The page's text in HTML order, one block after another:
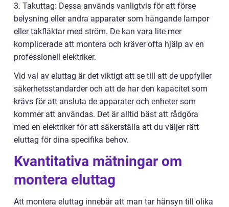
3. Takuttag: Dessa används vanligtvis för att förse
belysning eller andra apparater som hängande lampor
eller takfläktar med ström. De kan vara lite mer
komplicerade att montera och kräver ofta hjälp av en
professionell elektriker.
Vid val av eluttag är det viktigt att se till att de uppfyller
säkerhetsstandarder och att de har den kapacitet som
krävs för att ansluta de apparater och enheter som
kommer att användas. Det är alltid bäst att rådgöra
med en elektriker för att säkerställa att du väljer rätt
eluttag för dina specifika behov.
Kvantitativa mätningar om
montera eluttag
Att montera eluttag innebär att man tar hänsyn till olika